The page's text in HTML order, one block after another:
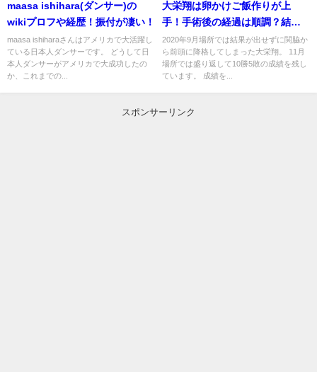
maasa ishihara(ダンサー)の
wikiプロフや経歴！振付が凄い！
maasa ishiharaさんはアメリカで大活躍し
ている日本人ダンサーです。 どうして日
本人ダンサーがアメリカで大成功したの
か、これまでの...
大栄翔は卵かけご飯作りが上
手！手術後の経過は順調？結婚
する彼女はいる？
2020年9月場所では結果が出せずに関脇か
ら前頭に降格してしまった大栄翔。 11月
場所では盛り返して10勝5敗の成績を残し
ています。 成績を...
スポンサーリンク